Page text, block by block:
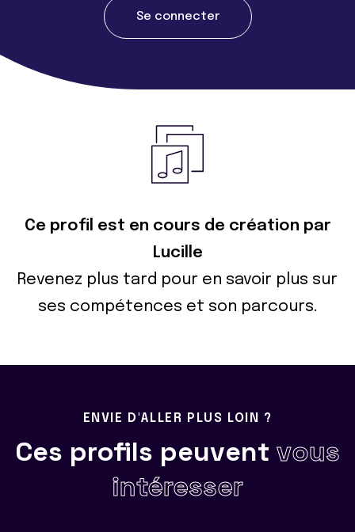
Se connecter
Ce profil est en cours de création par
Lucille
Revenez plus tard pour en savoir plus sur
ses compétences et son parcours.
ENVIE D'ALLER PLUS LOIN ?
Ces profils peuvent vous
intéresser